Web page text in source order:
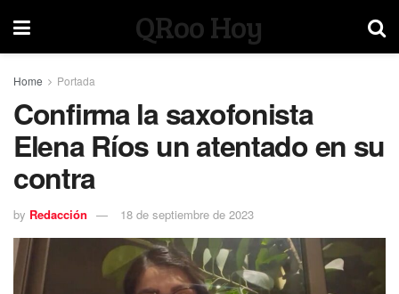
QRoo Hoy
Home Portada
Confirma la saxofonista
Elena Ríos un atentado en su
contra
by Redacción 18 de septiembre de 2023